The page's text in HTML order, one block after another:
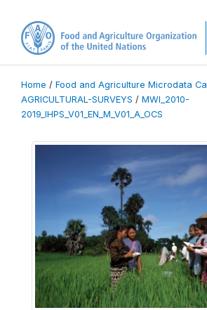
Home / Food and Agriculture Microdata
AGRICULTURAL-SURVEYS / MWI_2010-
2019_IHPS_V01_EN_M_V01_A_OCS